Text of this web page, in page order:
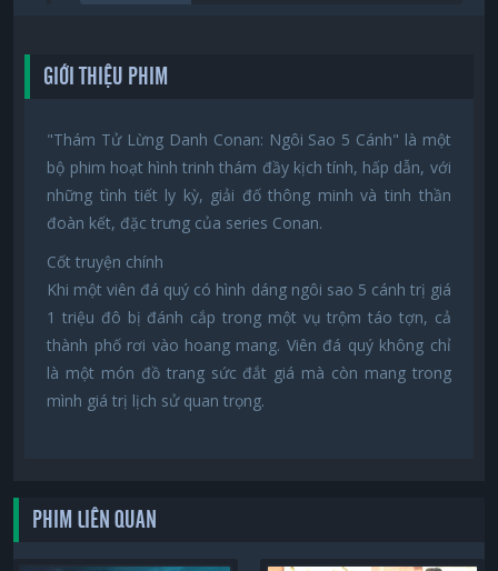
GIỚI THIỆU PHIM
"Thám Tử Lừng Danh Conan: Ngôi Sao 5 Cánh" là một
bộ phim hoạt hình trinh thám đầy kịch tính, hấp dẫn, với
những tình tiết ly kỳ, giải đố thông minh và tinh thần
đoàn kết, đặc trưng của series Conan.
Cốt truyện chính
Khi một viên đá quý có hình dáng ngôi sao 5 cánh trị giá
1 triệu đô bị đánh cắp trong một vụ trộm táo tợn, cả
thành phố rơi vào hoang mang. Viên đá quý không chỉ
là một món đồ trang sức đắt giá mà còn mang trong
mình giá trị lịch sử quan trọng.
PHIM LIÊN QUAN